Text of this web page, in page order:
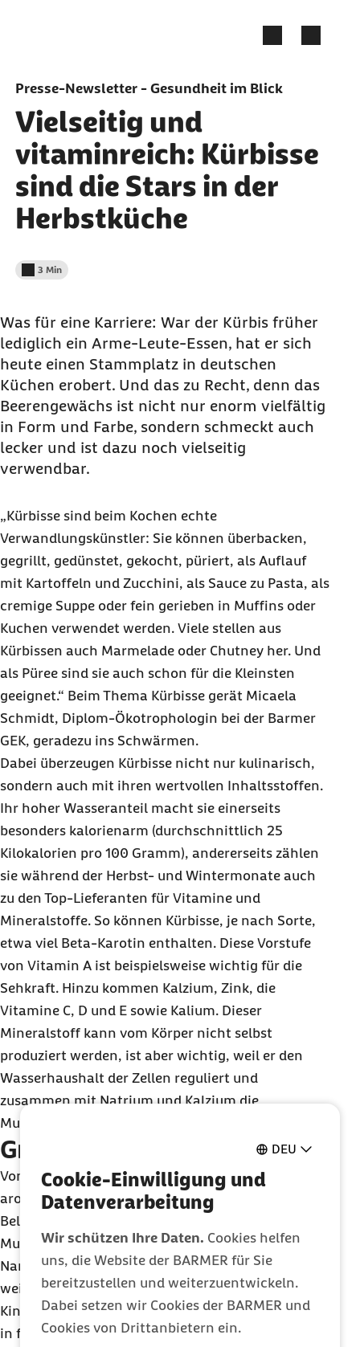
DEU
Cookie-Einwilligung und
Datenverarbeitung
Wir schützen Ihre Daten. Cookies helfen
uns, die Website der BARMER für Sie
bereitzustellen und weiterzuentwickeln.
Dabei setzen wir Cookies der BARMER und
Cookies von Drittanbietern ein.
Presse-Newsletter - Gesundheit im Blick
Vielseitig und
vitaminreich: Kürbisse
sind die Stars in der
Herbstküche
Lesedauer weniger als
3 Min
Was für eine Karriere: War der Kürbis früher
lediglich ein Arme-Leute-Essen, hat er sich
heute einen Stammplatz in deutschen
Küchen erobert. Und das zu Recht, denn das
Beerengewächs ist nicht nur enorm vielfältig
in Form und Farbe, sondern schmeckt auch
lecker und ist dazu noch vielseitig
verwendbar.
„Kürbisse sind beim Kochen echte
Verwandlungskünstler: Sie können überbacken,
gegrillt, gedünstet, gekocht, püriert, als Auflauf
mit Kartoffeln und Zucchini, als Sauce zu Pasta, als
cremige Suppe oder fein gerieben in Muffins oder
Kuchen verwendet werden. Viele stellen aus
Kürbissen auch Marmelade oder Chutney her. Und
als Püree sind sie auch schon für die Kleinsten
geeignet.“ Beim Thema Kürbisse gerät Micaela
Schmidt, Diplom-Ökotrophologin bei der Barmer
GEK, geradezu ins Schwärmen.
Dabei überzeugen Kürbisse nicht nur kulinarisch,
sondern auch mit ihren wertvollen Inhaltsstoffen.
Ihr hoher Wasseranteil macht sie einerseits
besonders kalorienarm (durchschnittlich 25
Kilokalorien pro 100 Gramm), andererseits zählen
sie während der Herbst- und Wintermonate auch
zu den Top-Lieferanten für Vitamine und
Mineralstoffe. So können Kürbisse, je nach Sorte,
etwa viel Beta-Karotin enthalten. Diese Vorstufe
von Vitamin A ist beispielsweise wichtig für die
Sehkraft. Hinzu kommen Kalzium, Zink, die
Vitamine C, D und E sowie Kalium. Dieser
Mineralstoff kann vom Körper nicht selbst
produziert werden, ist aber wichtig, weil er den
Wasserhaushalt der Zellen reguliert und
zusammen mit Natrium und Kalzium die
Muskeltätigkeit steuert.
Große Auswahl
Von den mehr als 800 Sorten führt der sehr
aromatische Hokkaido die Bekanntheits- und
Beliebtheitslisten eindeutig an, gefolgt vom
Muskat- und Butternusskürbis, die beide ihre
Namen dem jeweiligen Geschmack verdanken. Ein
weiterer Liebling in der Küche, besonders für
Kinder, ist der Spaghetti-Kürbis, der beim Kochen
in feine Fäden zerfällt, so dass man ihn wie